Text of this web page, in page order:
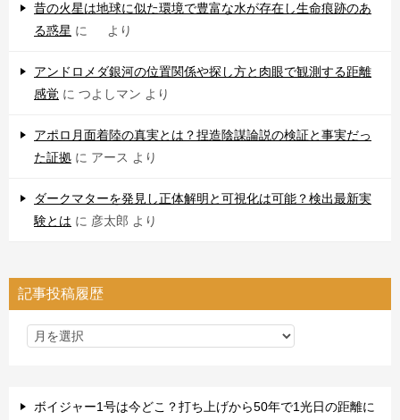
昔の火星は地球に似た環境で豊富な水が存在し生命痕跡のあ
る惑星 に より
アンドロメダ銀河の位置関係や探し方と肉眼で観測する距離
感覚 に つよしマン より
アポロ月面着陸の真実とは？捏造陰謀論説の検証と事実だっ
た証拠 に アース より
ダークマターを発見し正体解明と可視化は可能？検出最新実
験とは に 彦太郎 より
記事投稿履歴
ボイジャー1号は今どこ？打ち上げから50年で1光日の距離に